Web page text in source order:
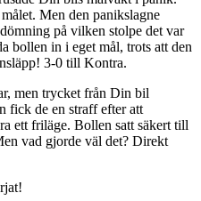
Men den panikslagne
på vilken stolpe det var
bollen in i eget mål, trots att den
3-0 till Kontra.
men trycket från Din bil
fick de en straff efter att
ett friläge. Bollen satt säkert till
vad gjorde väl det? Direkt